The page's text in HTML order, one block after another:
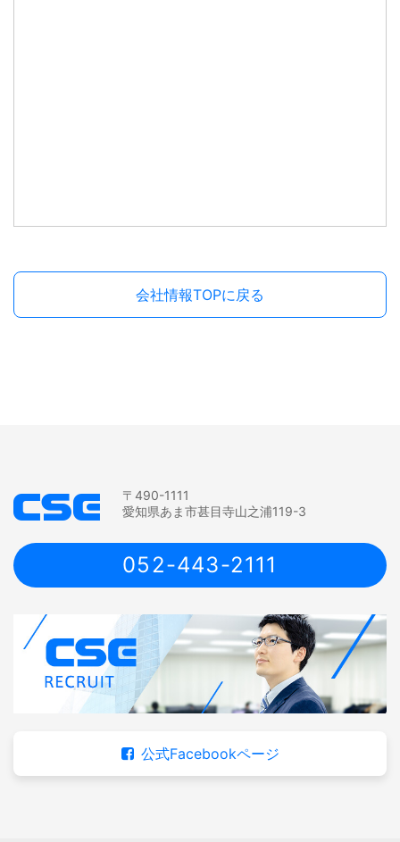
会社情報TOPに戻る
〒490-1111
愛知県あま市甚目寺山之浦119-3
052-443-2111
公式Facebookページ